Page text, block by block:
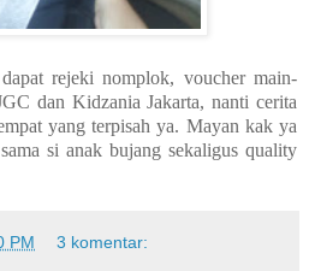
rejeki nomplok, voucher main-
dan Kidzania Jakarta, nanti cerita
yang terpisah ya. Mayan kak ya
si anak bujang sekaligus quality
PM 3 komentar: